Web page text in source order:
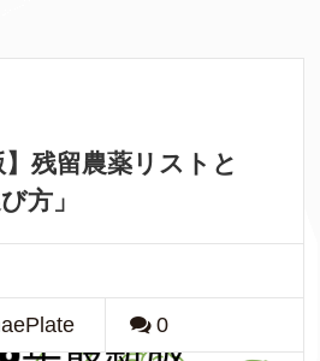
】残留農薬リストと
方」
0